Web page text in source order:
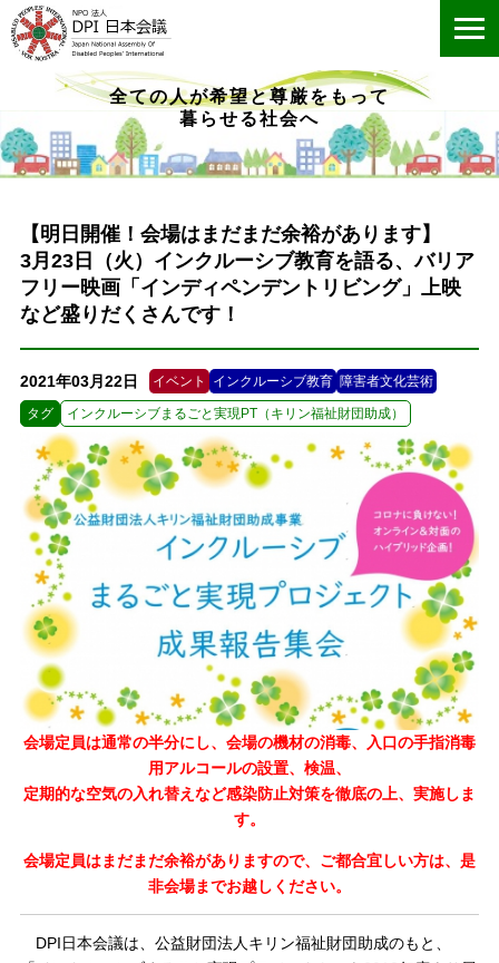
全ての人が希望と尊厳をもって
暮らせる社会へ
【明日開催！会場はまだまだ余裕があります】
3月23日（火）インクルーシブ教育を語る、バリア
フリー映画「インディペンデントリビング」上映
など盛りだくさんです！
2021年03月22日 イベント インクルーシブ教育 障害者文化芸術
タグ インクルーシブまるごと実現PT（キリン福祉財団助成）
会場定員は通常の半分にし、会場の機材の消毒、入口の手指消毒
用アルコールの設置、検温、
定期的な空気の入れ替えなど感染防止対策を徹底の上、実施しま
す。
会場定員はまだまだ余裕がありますので、ご都合宜しい方は、是
非会場までお越しください。
DPI日本会議は、公益財団法人キリン福祉財団助成のもと、